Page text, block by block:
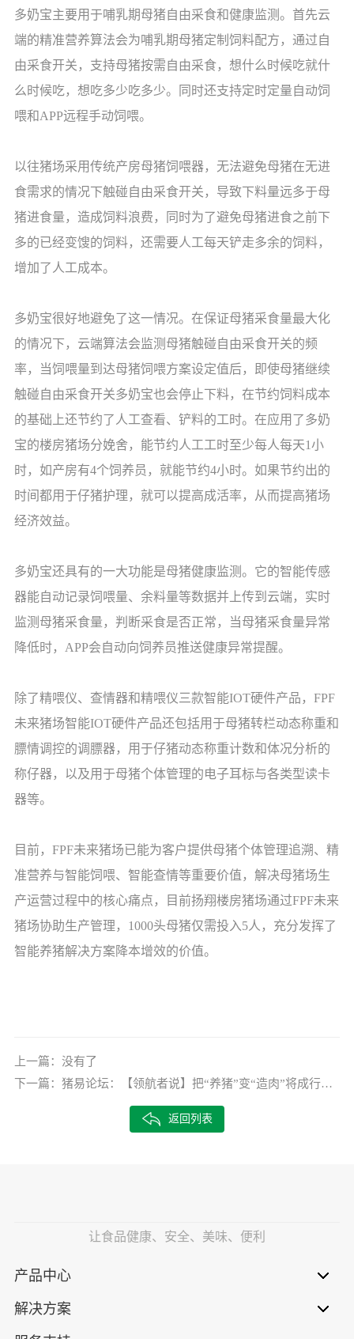
多奶宝主要用于哺乳期母猪自由采食和健康监测。首先云
端的精准营养算法会为哺乳期母猪定制饲料配方，通过自
由采食开关，支持母猪按需自由采食，想什么时候吃就什
么时候吃，想吃多少吃多少。同时还支持定时定量自动饲
喂和APP远程手动饲喂。
以往猪场采用传统产房母猪饲喂器，无法避免母猪在无进
食需求的情况下触碰自由采食开关，导致下料量远多于母
猪进食量，造成饲料浪费，同时为了避免母猪进食之前下
多的已经变馊的饲料，还需要人工每天铲走多余的饲料，
增加了人工成本。
多奶宝很好地避免了这一情况。在保证母猪采食量最大化
的情况下，云端算法会监测母猪触碰自由采食开关的频
率，当饲喂量到达母猪饲喂方案设定值后，即使母猪继续
触碰自由采食开关多奶宝也会停止下料，在节约饲料成本
的基础上还节约了人工查看、铲料的工时。在应用了多奶
宝的楼房猪场分娩舍，能节约人工工时至少每人每天1小
时，如产房有4个饲养员，就能节约4小时。如果节约出的
时间都用于仔猪护理，就可以提高成活率，从而提高猪场
经济效益。
多奶宝还具有的一大功能是母猪健康监测。它的智能传感
器能自动记录饲喂量、余料量等数据并上传到云端，实时
监测母猪采食量，判断采食是否正常，当母猪采食量异常
降低时，APP会自动向饲养员推送健康异常提醒。
除了精喂仪、查情器和精喂仪三款智能IOT硬件产品，FPF
未来猪场智能IOT硬件产品还包括用于母猪转栏动态称重和
膘情调控的调膘器，用于仔猪动态称重计数和体况分析的
称仔器，以及用于母猪个体管理的电子耳标与各类型读卡
器等。
目前，FPF未来猪场已能为客户提供母猪个体管理追溯、精
准营养与智能饲喂、智能查情等重要价值，解决母猪场生
产运营过程中的核心痛点，目前扬翔楼房猪场通过FPF未来
猪场协助生产管理，1000头母猪仅需投入5人，充分发挥了
智能养猪解决方案降本增效的价值。
上一篇： 没有了
下一篇： 猪易论坛：【领航者说】把“养猪”变“造肉”将成行业变革新方向
返回列表
让食品健康、安全、美味、便利
产品中心
解决方案